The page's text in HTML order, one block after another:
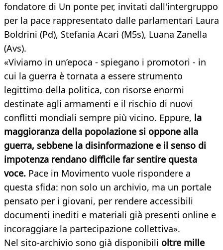
fondatore di Un ponte per, invitati dall'intergruppo
per la pace rappresentato dalle parlamentari Laura
Boldrini (Pd), Stefania Acari (M5s), Luana Zanella
(Avs).
«Viviamo in un’epoca - spiegano i promotori - in
cui la guerra è tornata a essere strumento
legittimo della politica, con risorse enormi
destinate agli armamenti e il rischio di nuovi
conflitti mondiali sempre più vicino. Eppure, la
maggioranza della popolazione si oppone alla
guerra, sebbene la disinformazione e il senso di
impotenza rendano difficile far sentire questa
voce. Pace in Movimento vuole rispondere a
questa sfida: non solo un archivio, ma un portale
pensato per i giovani, per rendere accessibili
documenti inediti e materiali già presenti online e
incoraggiare la partecipazione collettiva».
Nel sito-archivio sono già disponibili oltre mille